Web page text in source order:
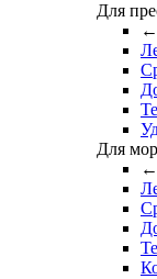
Для
←
Для
←